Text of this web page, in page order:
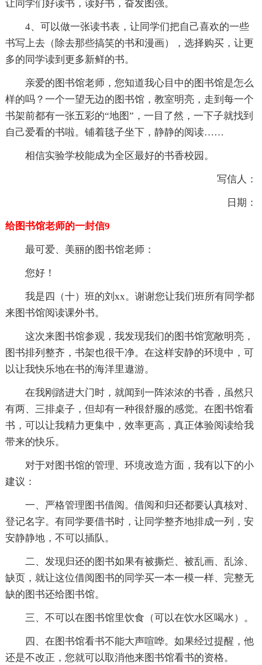
让同学们好读书，读好书，奋发图强。
4、可以做一张读书表，让同学们把自己喜欢的一些
书写上去（除去那些搞笑的书和漫画），选择购买，让更
多的同学读到更多新鲜的书。
亲爱的图书馆老师，您知道我心目中的图书馆是怎么
样的吗？一个一望无边的图书馆，教室明亮，走到每一个
书架前都有一张五彩的“地图”，一目了然，一下子就找到
自己爱看的书啦。铺着毯子坐下，静静的阅读……
相信实验学校能成为全区最好的书香校园。
写信人：
日期：
给图书馆老师的一封信9
最可爱、美丽的图书馆老师：
您好！
我是四（十）班的刘xx。谢谢您让我们班所有同学都
来图书馆阅读课外书。
这次来图书馆参观，我发现我们的图书馆宽敞明亮，
图书排列整齐，书架也很干净。在这样安静的环境中，可
以让我快乐地在书的海洋里遨游。
在我刚踏进大门时，就闻到一阵浓浓的书香，虽然只
有两、三排桌子，但却有一种很舒服的感觉。在图书馆看
书，可以让我精力更集中，效率更高，真正体验阅读给我
带来的快乐。
对于对图书馆的管理、环境改造方面，我有以下的小
建议：
一、严格管理图书借阅。借阅和归还都要认真核对、
登记名字。有同学要借书时，让同学整齐地排成一列，安
安静静地，不可以插队。
二、发现归还的图书如果有被撕烂、被乱画、乱涂、
缺页，就让这位借阅图书的同学买一本一模一样、完整无
缺的图书还给图书馆。
三、不可以在图书馆里饮食（可以在饮水区喝水）。
四、在图书馆看书不能大声喧哗。如果经过提醒，他
还是不改正，您就可以取消他来图书馆看书的资格。